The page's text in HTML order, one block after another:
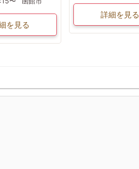
を見る
詳細を見る